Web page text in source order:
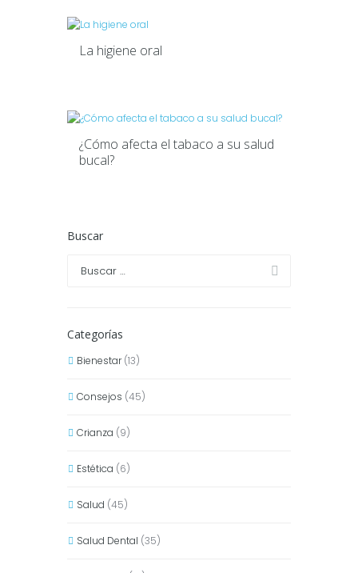
La higiene oral
¿Cómo afecta el tabaco a su salud
bucal?
Buscar
Categorías
Bienestar(13)
Consejos (45)
Crianza (9)
Estética (6)
Salud (45)
Salud Dental (35)